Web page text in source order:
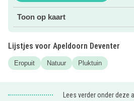
Uit eten met de kids? Check de
restaurantjes!
Toon op kaart
Lijstjes voor Apeldoorn Deventer
Eropuit Natuur Pluktuin
Lees verder onder deze